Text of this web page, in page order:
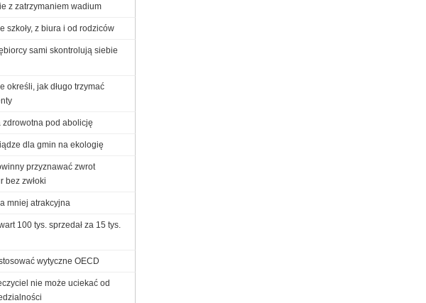
z zatrzymaniem wadium
szkoły, z biura i od rodziców
sami skontrolują siebie
określi, jak długo trzymać
zdrowotna pod abolicję
dla gmin na ekologię
przyznawać zwrot
bez zwłoki
mniej atrakcyjna
100 tys. sprzedał za 15 tys.
wytyczne OECD
nie może uciekać od